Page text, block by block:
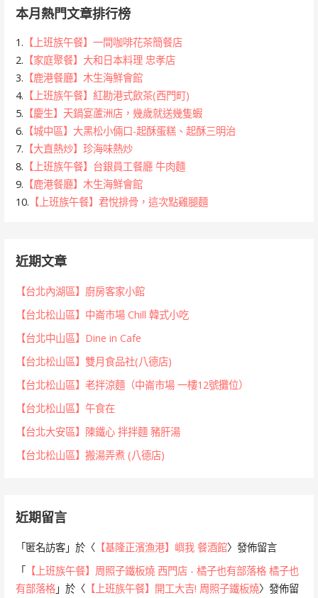
本月熱門文章排行榜
1. 【上班族午餐】一間咖啡花茶簡餐店
2. 【家庭聚餐】大和日本料理 忠孝店
3. 【鹿港餐廳】木生海鮮會館
4. 【上班族午餐】紅勘港式飲茶(西門町)
5. 【慶生】天鍋宴蘆洲店，幾歲就送幾隻蝦
6. 【城中區】大黑松小倆口-起酥蛋糕、起酥三明治
7. 【大直熱炒】珍海味熱炒
8. 【上班族午餐】台銀員工餐廳 牛肉麵
9. 【鹿港餐廳】木生海鮮會館
10. 【上班族午餐】君悅排骨，這次點雞腿麵
近期文章
【台北內湖區】廚房客家小館
【台北松山區】中崙市場 Chill 韓式小吃
【台北中山區】Dine in Cafe
【台北松山區】雙月食品社(八德店)
【台北松山區】老拌涼麵（中崙市場 一樓12號攤位）
【台北松山區】午食在
【台北大安區】陳鐵心 拌拌麵 豬肝湯
【台北松山區】搬湯弄煮 (八德店)
近期留言
「匿名訪客 」於〈 【基隆正濱漁港】嶼我 餐酒館〉發佈留言
「 【上班族午餐】周照子鐵板燒 西門店 - 橘子也有部落格 橘子也
有部落格 」於〈 【上班族午餐】開工大吉! 周照子鐵板燒〉發佈留